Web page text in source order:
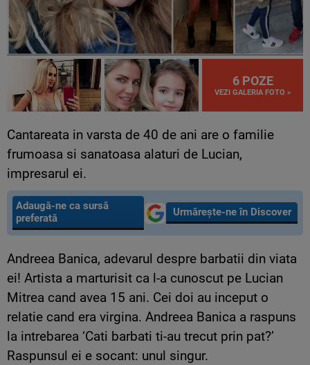
6 POZE
VEZI GALERIA FOTO »
Cantareata in varsta de 40 de ani are o familie
frumoasa si sanatoasa alaturi de Lucian,
impresarul ei.
Adaugă-ne ca sursă
preferată
Urmărește-ne în Discover
Andreea Banica, adevarul despre barbatii din viata
ei! Artista a marturisit ca l-a cunoscut pe Lucian
Mitrea cand avea 15 ani. Cei doi au inceput o
relatie cand era virgina. Andreea Banica a raspuns
la intrebarea ‘Cati barbati ti-au trecut prin pat?’
Raspunsul ei e socant: unul singur.